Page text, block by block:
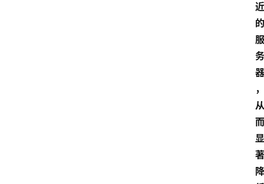
近
的
服
务
器
，
从
而
显
著
降